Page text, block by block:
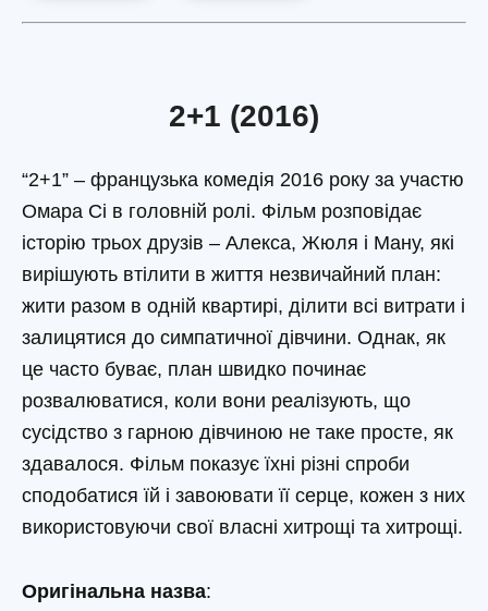
2+1 (2016)
“2+1” – французька комедія 2016 року за участю
Омара Сі в головній ролі. Фільм розповідає
історію трьох друзів – Алекса, Жюля і Ману, які
вирішують втілити в життя незвичайний план:
жити разом в одній квартирі, ділити всі витрати і
залицятися до симпатичної дівчини. Однак, як
це часто буває, план швидко починає
розвалюватися, коли вони реалізують, що
сусідство з гарною дівчиною не таке просте, як
здавалося. Фільм показує їхні різні спроби
сподобатися їй і завоювати її серце, кожен з них
використовуючи свої власні хитрощі та хитрощі.
Оригінальна назва: